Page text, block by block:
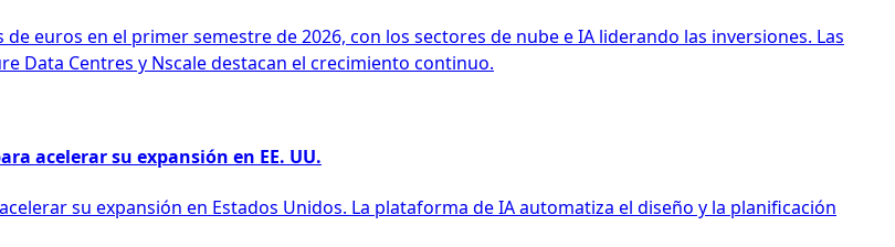
euros en el primer semestre de 2026, con los sectores de nube e IA liderando las inversiones. Las
Data Centres y Nscale destacan el crecimiento continuo.
acelerar su expansión en EE. UU.
su expansión en Estados Unidos. La plataforma de IA automatiza el diseño y la planificación